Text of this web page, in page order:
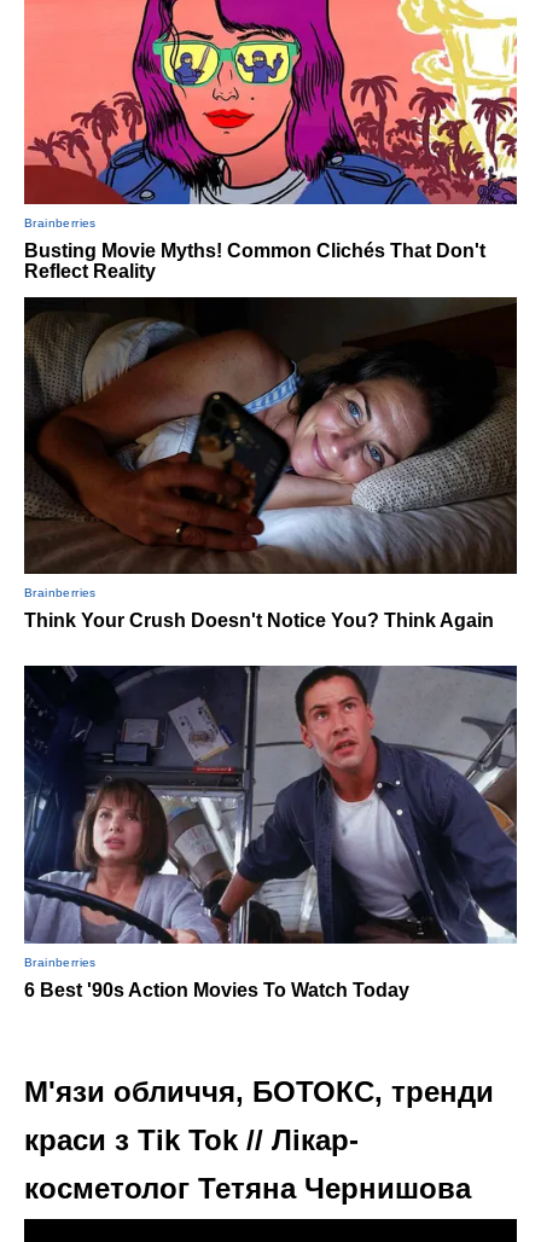
М'язи обличчя, БОТОКС, тренди
краси з Tik Tok // Лікар-
косметолог Тетяна Чернишова